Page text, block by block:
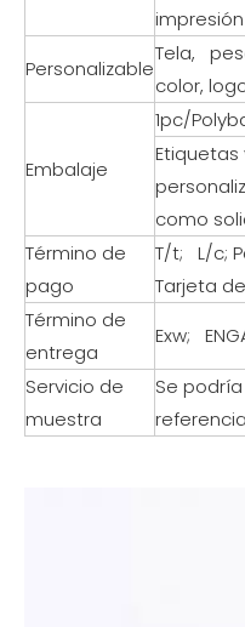
Personalizable
Tela,
color,
Embalaje
1pc/
como
Término de
pago
T/t; L/c;
Tarjeta
Término de
entrega
Exw;
Servicio de
muestra
Se